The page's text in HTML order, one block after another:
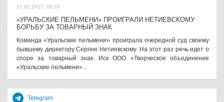
17.02.2017, 09:33
«УРАЛЬСКИЕ ПЕЛЬМЕНИ» ПРОИГРАЛИ НЕТИЕВСКОМУ
БОРЬБУ ЗА ТОВАРНЫЙ ЗНАК
Команда «Уральские пельмени» проиграла очередной суд своему
бывшему директору Сергею Нетиевскому. На этот раз речь идет о
споре за товарный знак. Иск ООО «Творческое объединение
«Уральские пельмени»...
Telegram